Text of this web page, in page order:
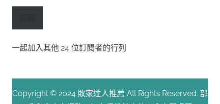
郵
址
一起加入其他 24 位訂閱者的行列
Copyright © 2024 敗家達人推薦 All Rights Reserved. 部